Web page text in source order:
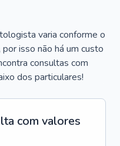
varia conforme o
isso não há um custo
consultas com
dos particulares!
com valores